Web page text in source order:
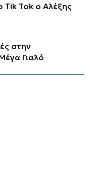
Tik Tok ο Αλέξης
στην
Γιαλό